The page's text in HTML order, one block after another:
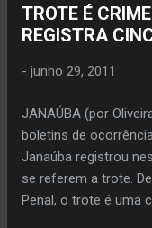
esposa foi assaltada
Eustáquio (em
segurança pública
Hudson Roberto.
também foi
levaram alguns
prima, mas graças a
TROTE É
REGISTRA
- junho 29, 2011
JANAÚBA (por
boletins de
Janaúba registrou
se referem a trote.
Penal, o trote é uma